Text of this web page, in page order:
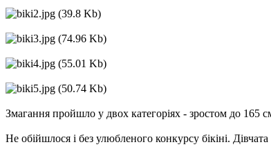
Змагання пройшло у двох категоріях - зростом до 165
Не обійшлося і без улюбленого конкурсу бікіні.